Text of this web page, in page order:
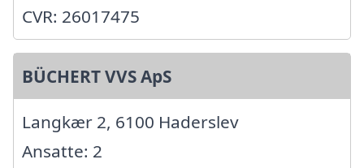
CVR: 26017475
BÜCHERT VVS ApS
Langkær 2, 6100 Haderslev
Ansatte: 2